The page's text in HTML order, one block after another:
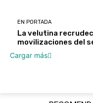
EN PORTADA
La velutina
movilizaciones del
Cargar más